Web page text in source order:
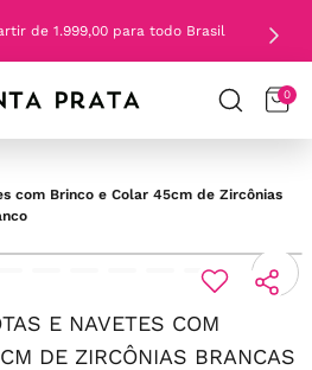
de 1.999,00 para todo Brasil
0
com Brinco e Colar 45cm de Zircônias
E NAVETES COM
DE ZIRCÔNIAS BRANCAS